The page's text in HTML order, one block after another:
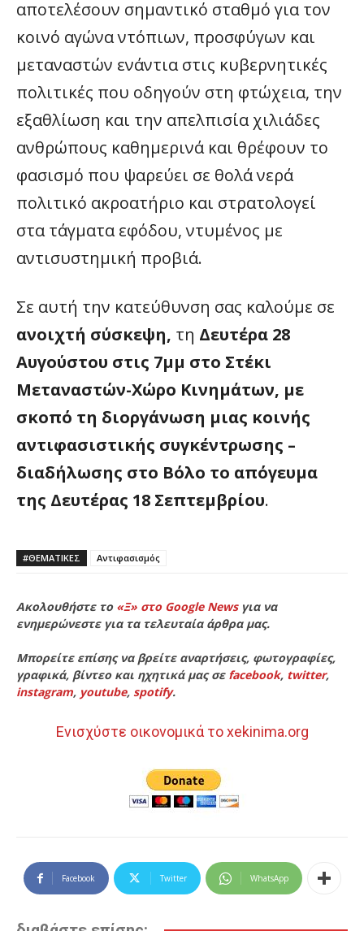
αποτελέσουν σημαντικό σταθμό για τον
κοινό αγώνα ντόπιων, προσφύγων και
μεταναστών ενάντια στις κυβερνητικές
πολιτικές που οδηγούν στη φτώχεια, την
εξαθλίωση και την απελπισία χιλιάδες
ανθρώπους καθημερινά και θρέφουν το
φασισμό που ψαρεύει σε θολά νερά
πολιτικό ακροατήριο και στρατολογεί
στα τάγματα εφόδου, ντυμένος με
αντισυστημική προβιά.
Σε αυτή την κατεύθυνση σας καλούμε σε
ανοιχτή σύσκεψη, τη Δευτέρα 28
Αυγούστου στις 7μμ στο Στέκι
Μεταναστών-Χώρο Κινημάτων, με
σκοπό τη διοργάνωση μιας κοινής
αντιφασιστικής συγκέντρωσης –
διαδήλωσης στο Βόλο το απόγευμα
της Δευτέρας 18 Σεπτεμβρίου.
#ΘΕΜΑΤΙΚΈΣ Αντιφασισμός
Ακολουθήστε το «Ξ» στο Google Newsγια να
ενημερώνεστε για τα τελευταία άρθρα μας.
Μπορείτε επίσης να βρείτε αναρτήσεις, φωτογραφίες,
γραφικά, βίντεο και ηχητικά μας σε facebook, twitter,
instagram, youtube, spotify.
Ενισχύστε οικονομικά το xekinima.org
Facebook Twitter WhatsApp